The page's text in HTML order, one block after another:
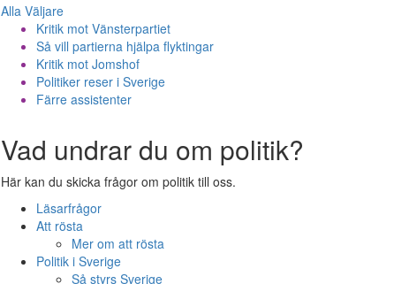
Alla Väljare
Kritik mot Vänsterpartiet
Så vill partierna hjälpa flyktingar
Kritik mot Jomshof
Politiker reser i Sverige
Färre assistenter
Vad undrar du om politik?
Här kan du skicka frågor om politik till oss.
Läsarfrågor
Att rösta
Mer om att rösta
Politik i Sverige
Så styrs Sverige